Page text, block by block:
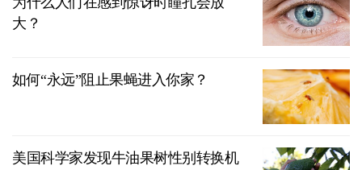
大？
如何“永远”阻止果蝇进入你家？
美国科学家发现牛油果树性别转换机